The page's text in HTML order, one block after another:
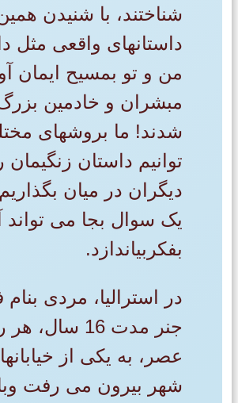
شناختند، با شنیدن همین
داستانهای واقعی مثل
من و تو بمسیح ایمان
مبشران و خادمین
شدند! ما بروشهای
توانیم داستان زنگیمان را
دیگران در میان
یک سوال بجا می تواند
بفکربیاندازد.
در استرالیا، مردی بنام
جنر مدت 16 سال، هر
عصر، به یکی از
شهر بیرون می رفت وبا